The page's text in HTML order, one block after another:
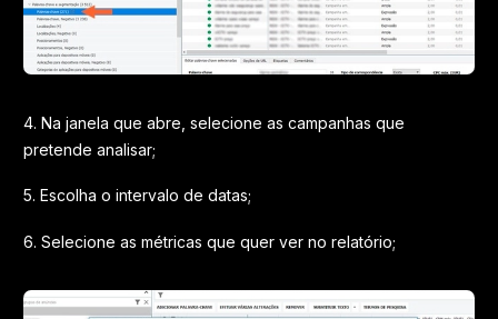
4. Na janela que abre, selecione as campanhas que
pretende analisar;
5. Escolha o intervalo de datas;
6. Selecione as métricas que quer ver no relatório;